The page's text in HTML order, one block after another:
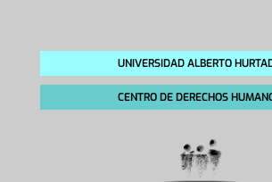
UNIVERSIDAD ALBERTO
CENTRO DE DERECHOS